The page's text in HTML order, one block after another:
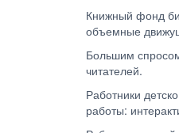
Книжный фонд
объемные
Большим
читателей.
Работники
работы: